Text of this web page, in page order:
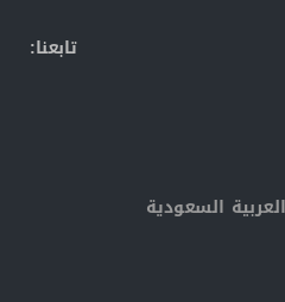
:تابعنا
السعودية